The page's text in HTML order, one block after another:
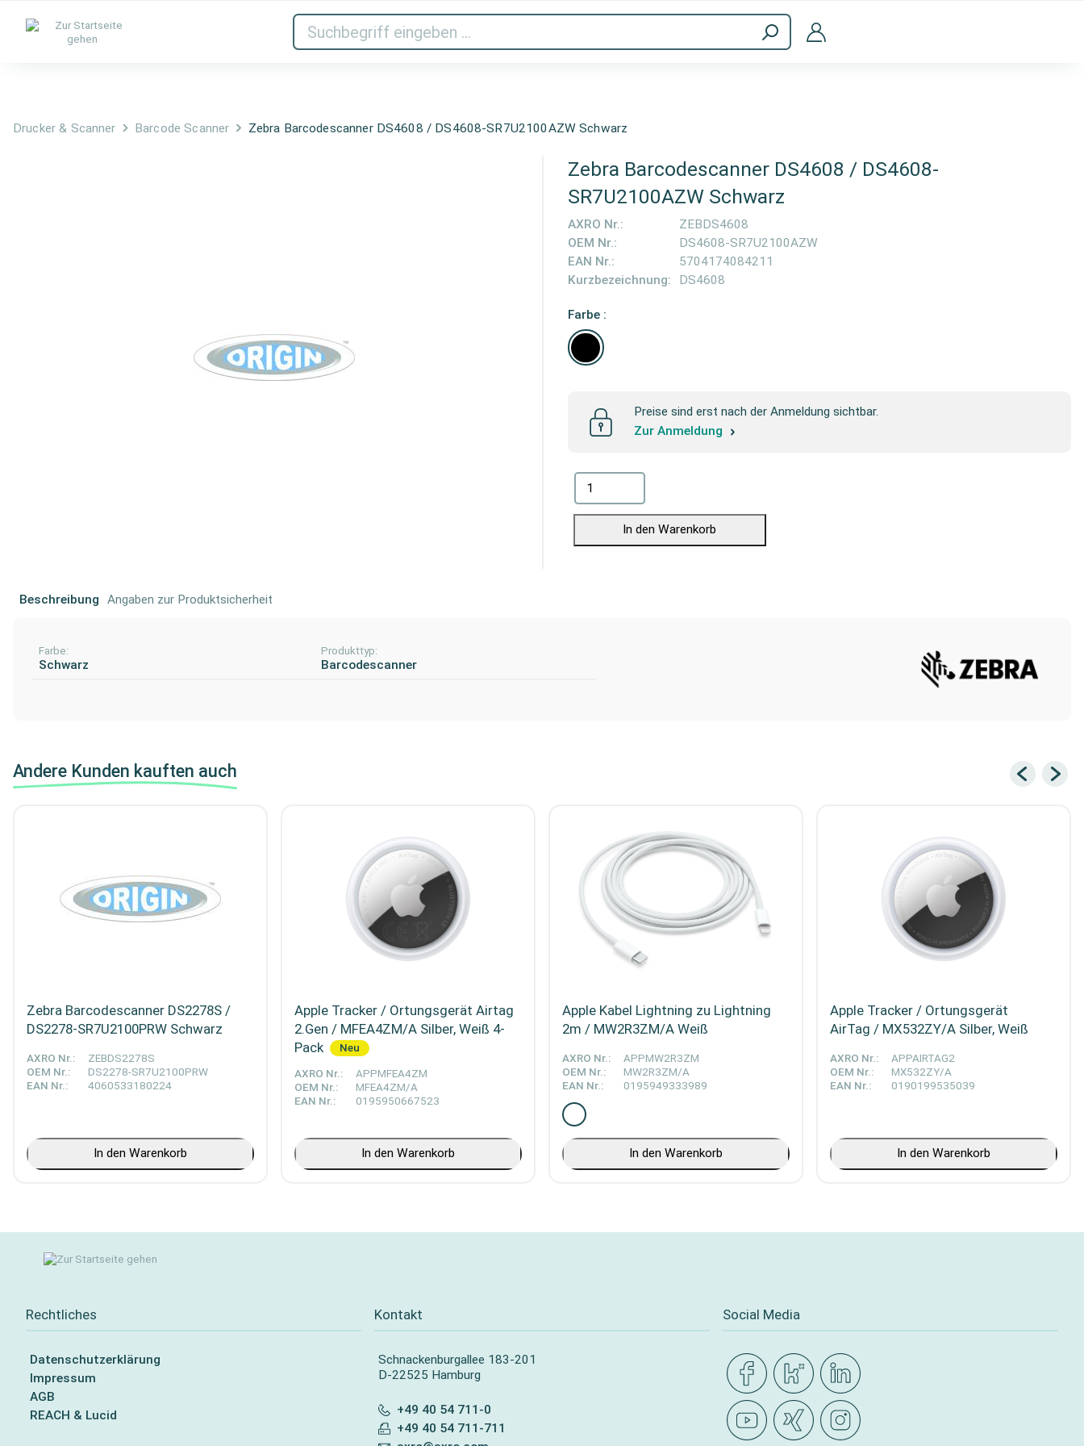
Netzwerk Audio & Video Computer & Zubehör
Drucker & Scanner Barcode Scanner Zebra Barcodescanner DS4608 / DS4608-SR7U2100AZW Schwarz
Zebra Barcodescanner DS4608 / DS4608-
SR7U2100AZW Schwarz
AXRO Nr.:
ZEBDS4608
OEM Nr.:
DS4608-SR7U2100AZW
EAN Nr.:
5704174084211
Kurzbezeichnung:
DS4608
Farbe :
Preise sind erst nach der Anmeldung sichtbar.
Zur Anmeldung
In den Warenkorb
Beschreibung Angaben zur Produktsicherheit
Farbe:
Schwarz
Produkttyp:
Barcodescanner
Andere Kunden kauften auch
Zebra Barcodescanner DS2278S /
DS2278-SR7U2100PRW Schwarz
AXRO Nr.:
ZEBDS2278S
OEM Nr.:
DS2278-SR7U2100PRW
EAN Nr.:
4060533180224
In den Warenkorb
Apple Tracker / Ortungsgerät Airtag
2.Gen / MFEA4ZM/A Silber, Weiß 4-
Pack
Neu
AXRO Nr.:
APPMFEA4ZM
OEM Nr.:
MFEA4ZM/A
EAN Nr.:
0195950667523
In den Warenkorb
Apple Kabel Lightning zu Lightning
2m / MW2R3ZM/A Weiß
AXRO Nr.:
APPMW2R3ZM
OEM Nr.:
MW2R3ZM/A
EAN Nr.:
0195949333989
In den Warenkorb
Apple Tracker / Ortungsgerät
AirTag / MX532ZY/A Silber, Weiß
AXRO Nr.:
APPAIRTAG2
OEM Nr.:
MX532ZY/A
EAN Nr.:
0190199535039
In den Warenkorb
Rechtliches
Datenschutzerklärung
Impressum
AGB
REACH & Lucid
Kontakt
Schnackenburgallee 183-201
D-22525 Hamburg
+49 40 54 711-0
+49 40 54 711-711
Social Media